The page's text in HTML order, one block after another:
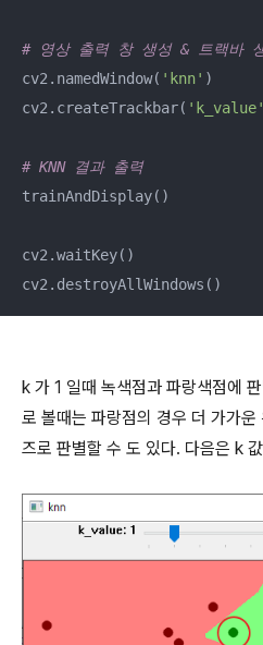
# 영상 출력 창 생성 & 트랙바
cv2.namedWindow( 'knn' )
cv2.createTrackbar( 'k_value'
# KNN 결과 출력
trainAndDisplay()
cv2.waitKey()
k 가 1 일때 녹색점과 파랑색점에
로 볼때는 파랑점의 경우 더 가가운
즈로 판별할 수 도 있다. 다음은 k